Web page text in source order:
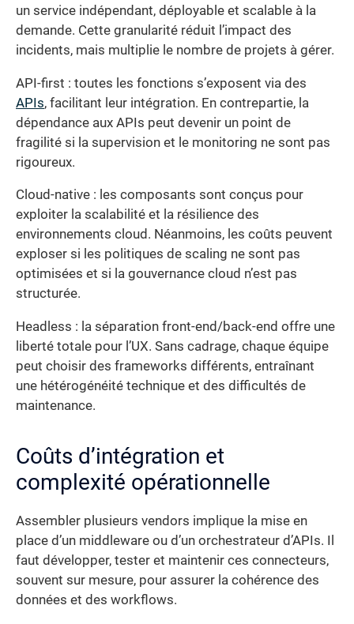
un service indépendant, déployable et scalable à la
demande. Cette granularité réduit l’impact des
incidents, mais multiplie le nombre de projets à gérer.
API-first : toutes les fonctions s’exposent via des
APIs, facilitant leur intégration. En contrepartie, la
dépendance aux APIs peut devenir un point de
fragilité si la supervision et le monitoring ne sont pas
rigoureux.
Cloud-native : les composants sont conçus pour
exploiter la scalabilité et la résilience des
environnements cloud. Néanmoins, les coûts peuvent
exploser si les politiques de scaling ne sont pas
optimisées et si la gouvernance cloud n’est pas
structurée.
Headless : la séparation front-end/back-end offre une
liberté totale pour l’UX. Sans cadrage, chaque équipe
peut choisir des frameworks différents, entraînant
une hétérogénéité technique et des difficultés de
maintenance.
Coûts d’intégration et
complexité opérationnelle
Assembler plusieurs vendors implique la mise en
place d’un middleware ou d’un orchestrateur d’APIs. Il
faut développer, tester et maintenir ces connecteurs,
souvent sur mesure, pour assurer la cohérence des
données et des workflows.